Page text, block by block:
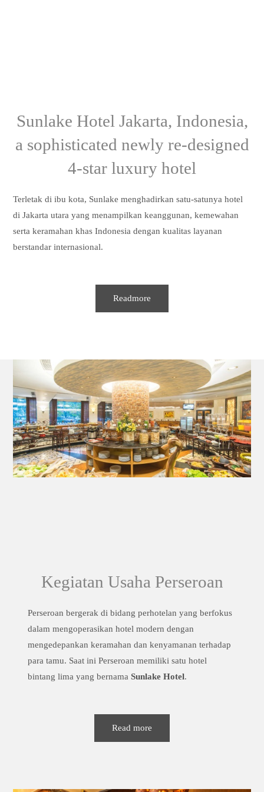
Sunlake Hotel Jakarta, Indonesia,
a sophisticated newly re-designed
4-star luxury hotel
Terletak di ibu kota, Sunlake menghadirkan satu-satunya hotel
di Jakarta utara yang menampilkan keanggunan, kemewahan
serta keramahan khas Indonesia dengan kualitas layanan
berstandar internasional.
Readmore
Kegiatan Usaha Perseroan
Perseroan bergerak di bidang perhotelan yang berfokus
dalam mengoperasikan hotel modern dengan
mengedepankan keramahan dan kenyamanan terhadap
para tamu. Saat ini Perseroan memiliki satu hotel
bintang lima yang bernamaSunlake Hotel.
Read more